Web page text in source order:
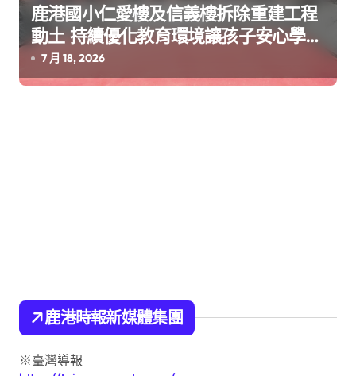
鹿港國小仁愛樓及信義樓拆除重建工程
動土 持續優化教育環境讓孩子安心學習
快樂成長
7 月 18, 2026
鹿港時報新媒體集團
※臺灣導報